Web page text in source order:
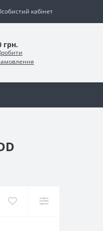
кабінет
грн.